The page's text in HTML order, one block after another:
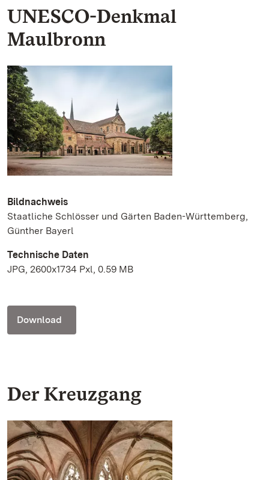
UNESCO-Denkmal
Maulbronn
Bildnachweis
Staatliche Schlösser und Gärten Baden-Württemberg,
Günther Bayerl
Technische Daten
JPG, 2600x1734 Pxl, 0.59 MB
Download
Der Kreuzgang